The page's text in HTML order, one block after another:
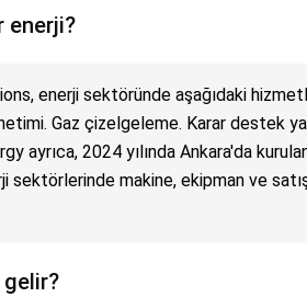
enerji?
enerji sektöründe aşağıdaki
Gaz çizelgeleme. Karar destek
ayrıca, 2024 yılında Ankara'da
sektörlerinde makine, ekipman ve
gelir?